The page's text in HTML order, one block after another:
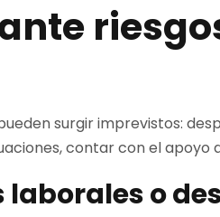
surgir imprevistos:
contar con el apoyo
laborales o